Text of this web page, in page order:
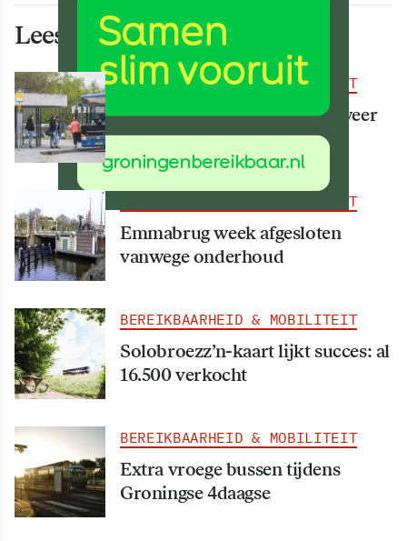
Lees ook deze artikelen
BEREIKBAARHEID & MOBILITEIT
Vanaf 15 augustus rijden er weer
meer bussen
BEREIKBAARHEID & MOBILITEIT
Emmabrug week afgesloten
vanwege onderhoud
BEREIKBAARHEID & MOBILITEIT
Solobroezz’n-kaart lijkt succes: al
16.500 verkocht
BEREIKBAARHEID & MOBILITEIT
Extra vroege bussen tijdens
Groningse 4daagse